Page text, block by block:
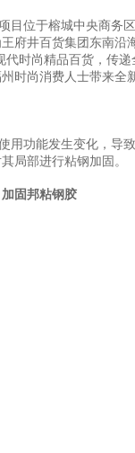
位于榕城中央商务区
府井百货集团东南沿
代时尚精品百货，传
时尚消费人士带来全
功能发生变化，导致
局部进行粘钢加固。
加固邦粘钢胶